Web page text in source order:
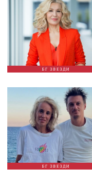
БГ ЗВЕЗДИ
БГ ЗВЕЗДИ